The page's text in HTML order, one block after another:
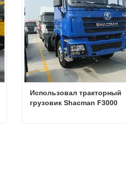
Использовал тракторный
грузовик Shacman F3000